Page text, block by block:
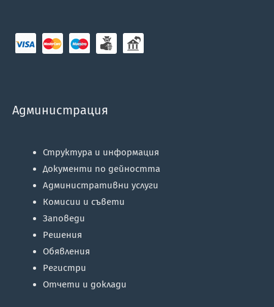
Администрация
Структура и информация
Документи по дейността
Административни услуги
Комисии и съвети
Заповеди
Решения
Обявления
Регистри
Отчети и доклади